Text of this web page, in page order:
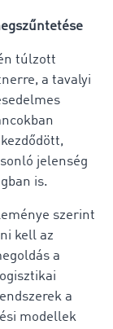
túlzott
a tavalyi
jelenség
is.
szerint
kell az
a
a
modellek